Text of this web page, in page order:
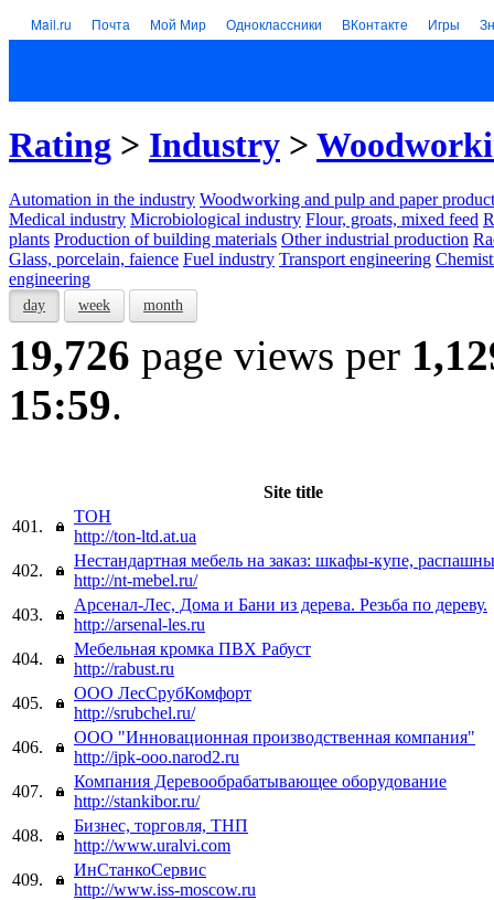
Mail.ru Почта Мой Мир Одноклассники ВКонтакте Игры
Rating > Industry >
Automation in the industry Woodworking and pulp and paper
Medical industry Microbiological industry Flour, groats, mixed feed
plants Production of building materials Other industrial production
Glass, porcelain, faience Fuel industry Transport engineering
engineering
day week month
19,726 page views per
15:59.
Site title
401.
ТОН
http://ton-ltd.at.ua
402.
Нестандартная мебель на заказ: шкафы-купе,
http://nt-mebel.ru/
403.
Арсенал-Лес, Дома и Бани из дерева. Резьба по дереву.
http://arsenal-les.ru
404.
Мебельная кромка ПВХ Рабуст
http://rabust.ru
405.
ООО ЛесСрубКомфорт
http://srubchel.ru/
406.
ООО "Инновационная производственная компания"
http://ipk-ooo.narod2.ru
407.
Компания Деревообрабатывающее оборудование
http://stankibor.ru/
408.
Бизнес, торговля, ТНП
http://www.uralvi.com
409.
ИнСтанкоСервис
http://www.iss-moscow.ru